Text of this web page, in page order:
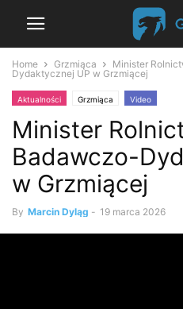
Home Grzmiąca
Minister
Dydaktycznej UP w Grzmiącej
Aktualności Grzmiąca Video
Minister
Badawczo-
w Grzmiącej
By Marcin Dyląg - 19 marca 2026